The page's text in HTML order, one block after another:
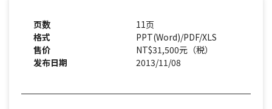
页数
11页
格式
PPT(Word)/PDF/XLS
售价
NT$31,500元（税）
发布日期
2013/11/08